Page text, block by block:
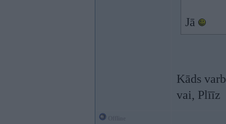
Jā
Kāds
vai, Plīīz